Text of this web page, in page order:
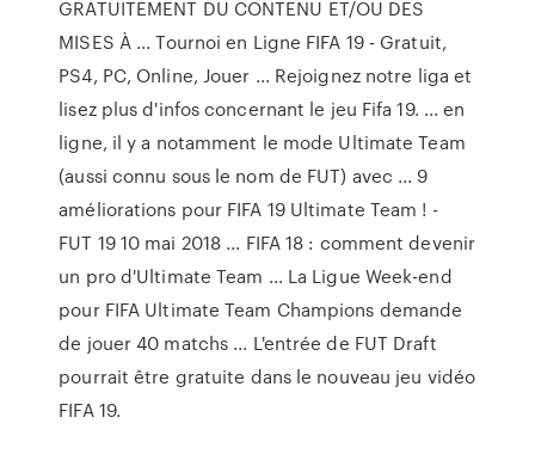
GRATUITEMENT DU CONTENU ET/OU DES
MISES À ... Tournoi en Ligne FIFA 19 - Gratuit,
PS4, PC, Online, Jouer ... Rejoignez notre liga et
lisez plus d'infos concernant le jeu Fifa 19. ... en
ligne, il y a notamment le mode Ultimate Team
(aussi connu sous le nom de FUT) avec ... 9
améliorations pour FIFA 19 Ultimate Team ! -
FUT 19 10 mai 2018 ... FIFA 18 : comment devenir
un pro d'Ultimate Team ... La Ligue Week-end
pour FIFA Ultimate Team Champions demande
de jouer 40 matchs ... L'entrée de FUT Draft
pourrait être gratuite dans le nouveau jeu vidéo
FIFA 19.